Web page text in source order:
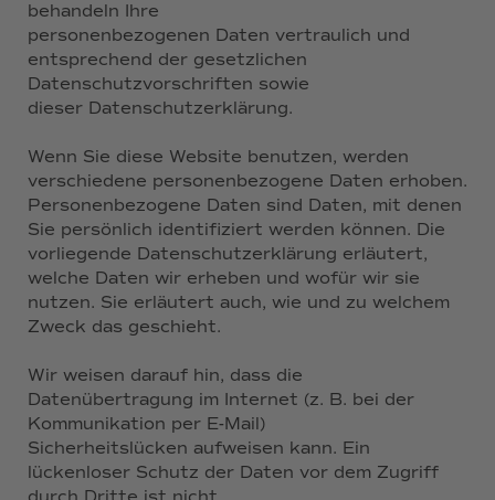
behandeln Ihre
personenbezogenen Daten vertraulich und
entsprechend der gesetzlichen
Datenschutzvorschriften sowie
dieser Datenschutzerklärung.
Wenn Sie diese Website benutzen, werden
verschiedene personenbezogene Daten erhoben.
Personenbezogene Daten sind Daten, mit denen
Sie persönlich identifiziert werden können. Die
vorliegende Datenschutzerklärung erläutert,
welche Daten wir erheben und wofür wir sie
nutzen. Sie erläutert auch, wie und zu welchem
Zweck das geschieht.
Wir weisen darauf hin, dass die
Datenübertragung im Internet (z. B. bei der
Kommunikation per E-Mail)
Sicherheitslücken aufweisen kann. Ein
lückenloser Schutz der Daten vor dem Zugriff